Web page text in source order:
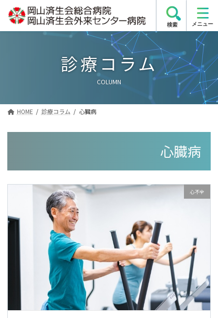
テ
ゲ
診療コラム
COLUMN
HOME 診療コラム 心臓病
心臓病
心不全
検索